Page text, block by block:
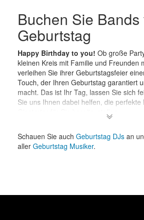
Buchen Sie
Geburtstag
Happy Birthday to you! Ob große
kleinen Kreis mit Familie und Freunden
verleihen Sie ihrer Geburtstagsfeier
Touch, der Ihren Geburtstag garantiert
macht. Das ist Ihr Tag, lassen Sie sich
Sie uns Ihnen dabei helfen, die perfekte
Geburtstag gehört ordentlich gefeiert.
Freunden auf ein sommerliches Konzert
Schauen Sie auch Geburtstag DJsan
aller Geburtstag Musiker.